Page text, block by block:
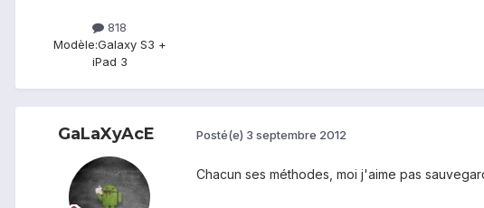
818
Modèle:Galaxy S3 +
iPad 3
GaLaXyAcE Posté(e) 3 septembre 2012
Chacun ses méthodes, moi j'aime pas